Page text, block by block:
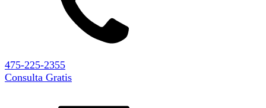
475-225-2355
Consulta Gratis